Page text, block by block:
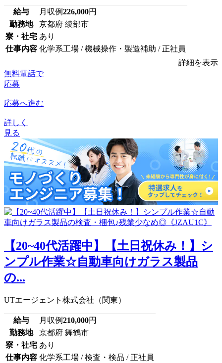
給与 月収例226,000円
勤務地
京都府 綾部市
寮・社宅 あり
仕事内容 化学系工場 / 機械操作・製造補助 / 正社員
詳細を表示
無料電話で
応募
応募へ進む
詳しく
見る
【20~40代活躍中】【土日祝休み！】シ
ンプル作業☆自動車向けガラス製品
の...
UTエージェント株式会社（関東）
給与 月収例210,000円
勤務地
京都府 舞鶴市
寮・社宅 あり
仕事内容 化学系工場 / 検査・検品 / 正社員